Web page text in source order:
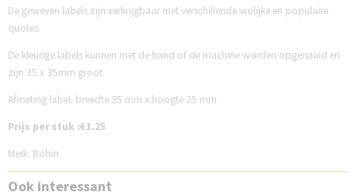
De geweven labels zijn verkrijgbaar met verschillende vrolijke en populaire
quotes.
De kleurige labels kunnen met de hand of de machine worden opgenaaid en
zijn 35 x 35mm groot.
Afmeting label: breedte 35 mm x hoogte 25 mm
Prijs per stuk :€1.25
Merk: Bohin
Ook interessant